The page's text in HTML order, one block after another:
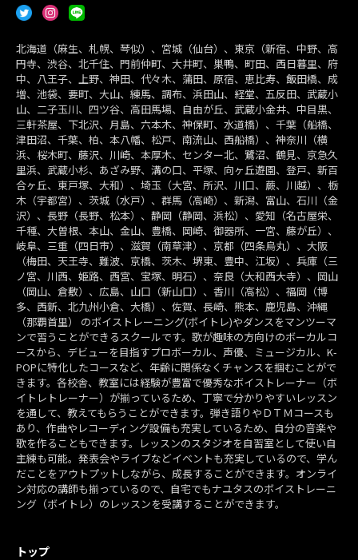
北海道（麻生、札幌、琴似）、宮城（仙台）、東京（新宿、中野、高
円寺、渋谷、北千住、門前仲町、大井町、巣鴨、町田、西日暮里、府
中、八王子、上野、神田、代々木、蒲田、原宿、恵比寿、飯田橋、成
増、池袋、要町、大山、練馬、調布、浜田山、経堂、五反田、武蔵小
山、二子玉川、四ツ谷、高田馬場、自由が丘、武蔵小金井、中目黒、
三軒茶屋、下北沢、月島、六本木、神保町、水道橋）、千葉（船橋、
津田沼、千葉、柏、本八幡、松戸、南流山、西船橋）、神奈川（横
浜、桜木町、藤沢、川崎、本厚木、センター北、鷺沼、鶴見、京急久
里浜、武蔵小杉、あざみ野、溝の口、平塚、向ヶ丘遊園、登戸、新百
合ヶ丘、東戸塚、大和）、埼玉（大宮、所沢、川口、蕨、川越）、栃
木（宇都宮）、茨城（水戸）、群馬（高崎）、新潟、富山、石川（金
沢）、長野（長野、松本）、静岡（静岡、浜松）、愛知（名古屋栄、
千種、大曽根、本山、金山、豊橋、岡崎、御器所、一宮、藤が丘）、
岐阜、三重（四日市）、滋賀（南草津）、京都（四条烏丸）、大阪
（梅田、天王寺、難波、京橋、茨木、堺東、豊中、江坂）、兵庫（三
ノ宮、川西、姫路、西宮、宝塚、明石）、奈良（大和西大寺）、岡山
（岡山、倉敷）、広島、山口（新山口）、香川（高松）、福岡（博
多、西新、北九州小倉、大橋）、佐賀、長崎、熊本、鹿児島、沖縄
（那覇首里） のボイストレーニング(ボイトレ)やダンスをマンツーマ
ンで習うことができるスクールです。歌が趣味の方向けのボーカルコ
ースから、デビューを目指すプロボーカル、声優、ミュージカル、K-
POPに特化したコースなど、年齢に関係なくチャンスを掴むことがで
きます。各校舎、教室には経験が豊富で優秀なボイストレーナー（ボ
イトレトレーナー）が揃っているため、丁寧で分かりやすいレッスン
を通して、教えてもらうことができます。弾き語りやＤＴＭコースも
あり、作曲やレコーディング設備も充実しているため、自分の音楽や
歌を作ることもできます。レッスンのスタジオを自習室として使い自
主練も可能。発表会やライブなどイベントも充実しているので、学ん
だことをアウトプットしながら、成長することができます。オンライ
ン対応の講師も揃っているので、自宅でもナユタスのボイストレーニ
ング（ボイトレ）のレッスンを受講することができます。
トップ